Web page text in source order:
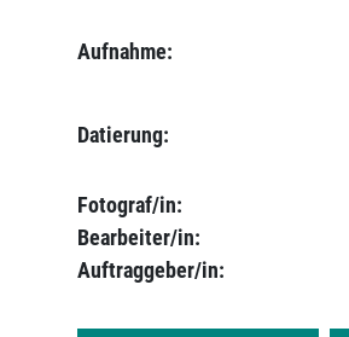
Aufnahme:
Datierung:
Fotograf/in:
Bearbeiter/in:
Auftraggeber/in: